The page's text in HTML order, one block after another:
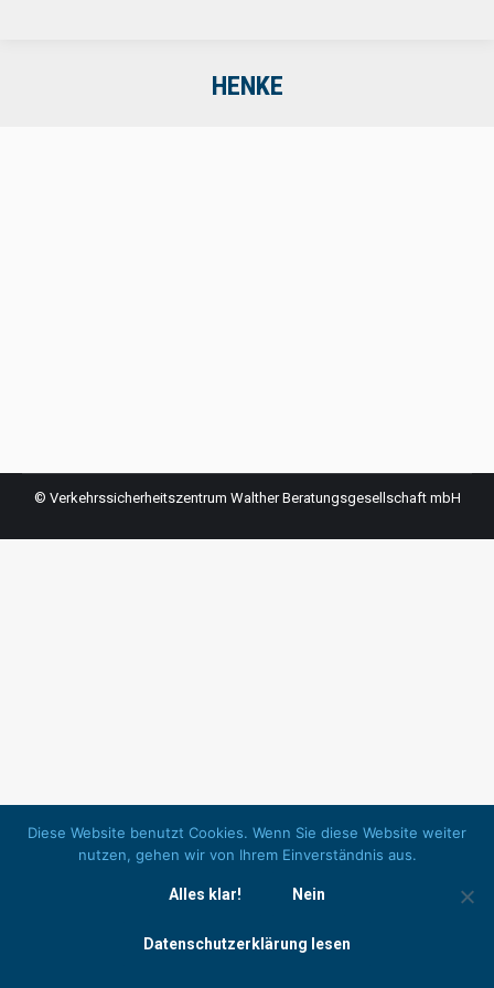
HENKE
© Verkehrssicherheitszentrum Walther Beratungsgesellschaft mbH
Diese Website benutzt Cookies. Wenn Sie diese Website weiter
nutzen, gehen wir von Ihrem Einverständnis aus.
Alles klar! Nein
Datenschutzerklärung lesen